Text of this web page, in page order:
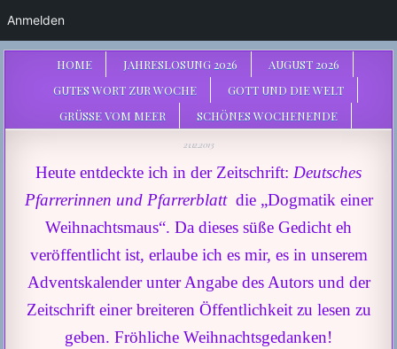
HOME JAHRESLOSUNG 2026
AUGUST 2026
GUTES WORT ZUR WOCHE
GOTT UND DIE WELT
GRÜSSE VOM MEER
SCHÖNES WOCHENENDE
21.12.2013
Heute entdeckte ich in der Zeitschrift: Deutsches
Pfarrerinnen und Pfarrerblattdie „Dogmatik einer
Weihnachtsmaus“. Da dieses süße Gedicht eh
veröffentlicht ist, erlaube ich es mir, es in unserem
Adventskalender unter Angabe des Autors und der
Zeitschrift einer breiteren Öffentlichkeit zu lesen zu
geben. Fröhliche Weihnachtsgedanken!
Anmelden